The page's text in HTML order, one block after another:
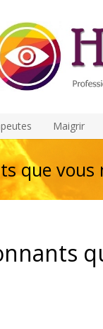
Maigrir
que vous